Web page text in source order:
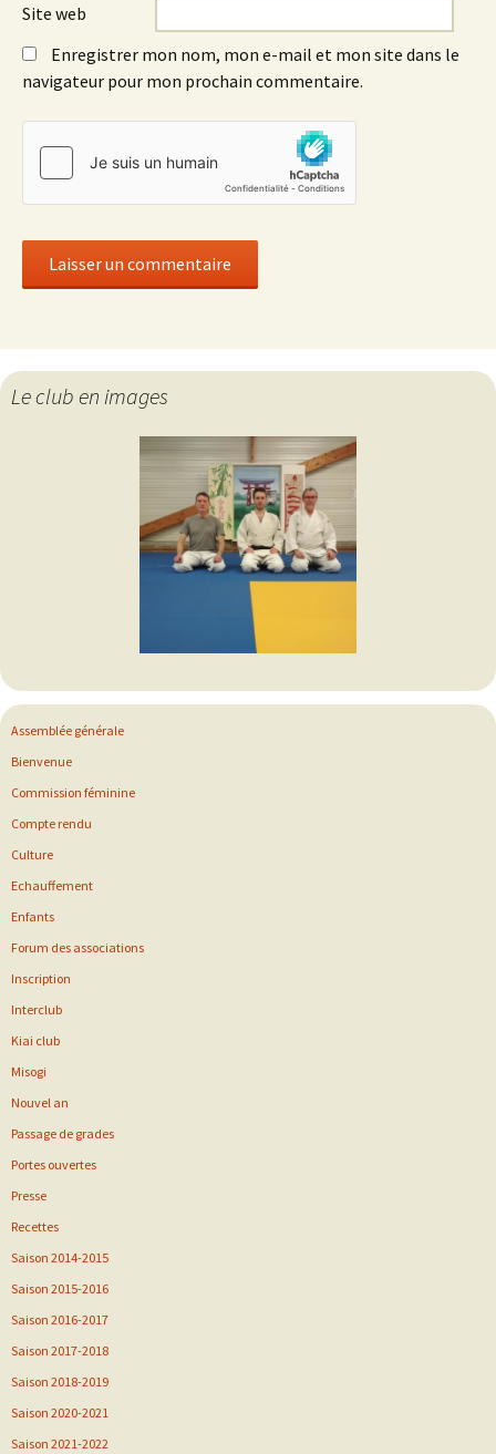
Site web
Enregistrer mon nom, mon e-mail et mon site dans le
navigateur pour mon prochain commentaire.
Le club en images
Assemblée générale
Bienvenue
Commission féminine
Compte rendu
Culture
Echauffement
Enfants
Forum des associations
Inscription
Interclub
Kiai club
Misogi
Nouvel an
Passage de grades
Portes ouvertes
Presse
Recettes
Saison 2014-2015
Saison 2015-2016
Saison 2016-2017
Saison 2017-2018
Saison 2018-2019
Saison 2020-2021
Saison 2021-2022